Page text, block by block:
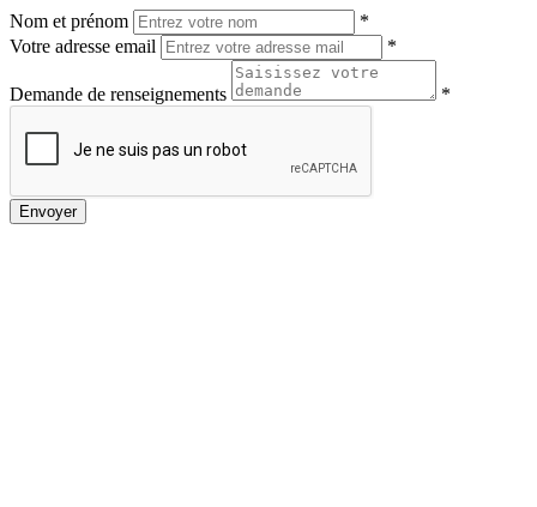
Nom et prénom
*
Votre adresse email
*
Demande de renseignements *
Envoyer